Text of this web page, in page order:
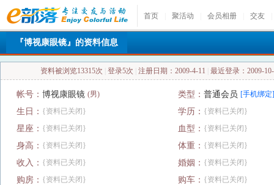
首页 聚活动 会员相册 交友
『博视康眼镜』的资料信息
资料被浏览13315次 登录5次 注册日期：2009-4-11 最近登录：2009-
帐号： 博视康眼镜 (男) 类型： 普通会员 [手机绑定]
生日： {资料已关闭} 学历： {资料已关闭}
星座： {资料已关闭} 血型： {资料已关闭}
身高： {资料已关闭} 体重： {资料已关闭}
收入： {资料已关闭} 婚姻： {资料已关闭}
购房： {资料已关闭} 购车： {资料已关闭}